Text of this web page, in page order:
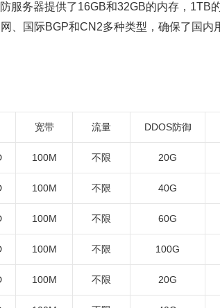
服务器提供了16GB和32GB的内存，1TB
、国际BGP和CN2多种类型，确保了国内
宽带 流量 DDOS防御
100M 不限 20G
100M 不限 40G
100M 不限 60G
100M 不限 100G
100M 不限 20G